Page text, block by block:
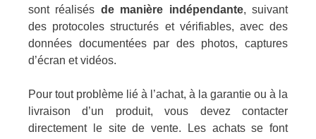
sont réalisés de manière indépendante, suivant
des protocoles structurés et vérifiables, avec des
données documentées par des photos, captures
d’écran et vidéos.
Pour tout problème lié à l’achat, à la garantie ou à la
livraison d’un produit, vous devez contacter
directement le site de vente. Les achats se font